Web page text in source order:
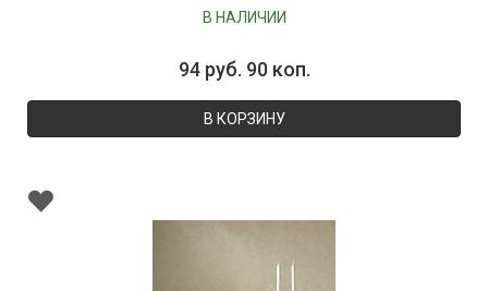
В НАЛИЧИИ
94 руб. 90 коп.
В КОРЗИНУ